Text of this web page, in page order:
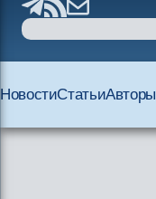
НовостиСтатьиАвторы